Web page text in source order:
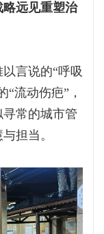
略远见重塑治
言说的“呼吸
流动伤疤”，
常的城市管
担当。